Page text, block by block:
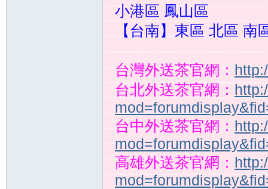
小港區 鳳山區
【台南】東區 北區
台灣外送茶官網：
台北外送茶官網：
台中外送茶官網：
高雄外送茶官網：